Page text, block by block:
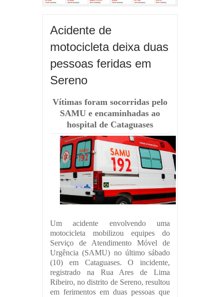
Acidente de
motocicleta deixa duas
pessoas feridas em
Sereno
Vítimas foram socorridas pelo
SAMU e encaminhadas ao
hospital de Cataguases
Um acidente envolvendo uma
motocicleta mobilizou equipes do
Serviço de Atendimento Móvel de
Urgência (SAMU) no último sábado
(10) em Cataguases. O incidente,
registrado na Rua Ares de Lima
Ribeiro, no distrito de Sereno, resultou
em ferimentos em duas pessoas que